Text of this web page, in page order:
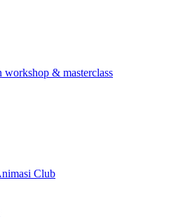
workshop & masterclass
Club